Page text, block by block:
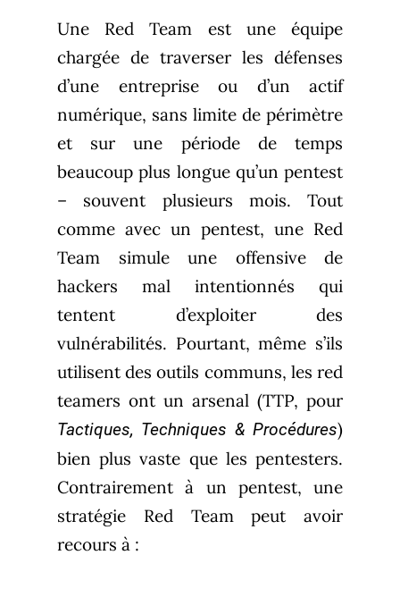
Une Red Team est une équipe
chargée de traverser les défenses
d’une entreprise ou d’un actif
numérique, sans limite de périmètre
et sur une période de temps
beaucoup plus longue qu’un pentest
– souvent plusieurs mois. Tout
comme avec un pentest, une Red
Team simule une offensive de
hackers mal intentionnés qui
tentent d’exploiter des
vulnérabilités. Pourtant, même s’ils
utilisent des outils communs, les red
teamers ont un arsenal (TTP, pour
Tactiques, Techniques & Procédures)
bien plus vaste que les pentesters.
Contrairement à un pentest, une
stratégie Red Team peut avoir
recours à :